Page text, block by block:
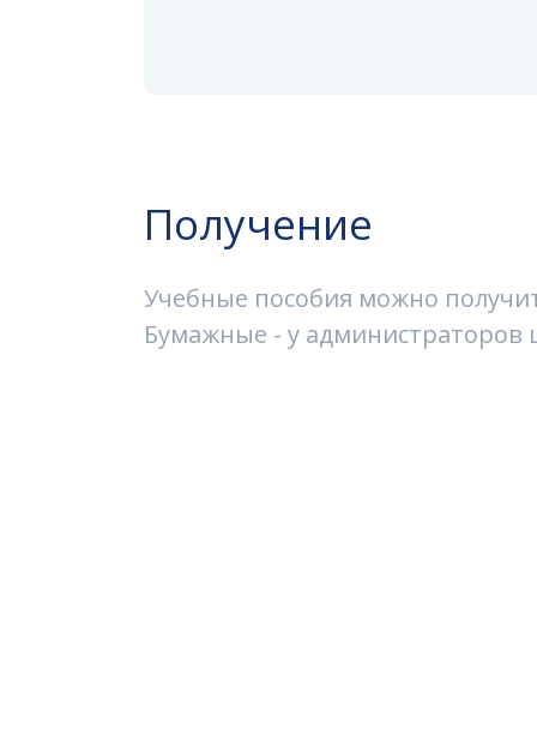
Получение
Учебные пособия можно
Бумажные - у